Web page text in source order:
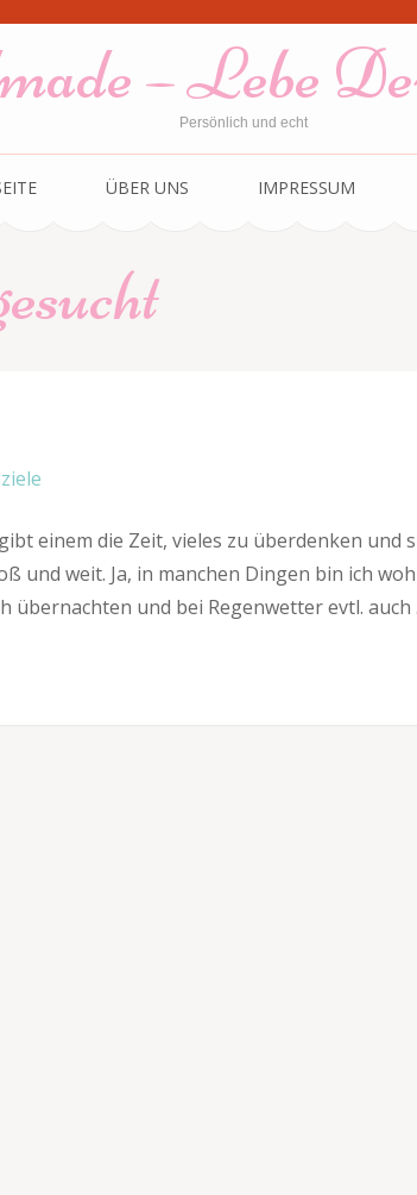
– Lebe
Persönlich und echt
ÜBER UNS IMPRESSUM
einem die Zeit, vieles zu überdenken und
und weit. Ja, in manchen Dingen bin ich
übernachten und bei Regenwetter evtl. auch